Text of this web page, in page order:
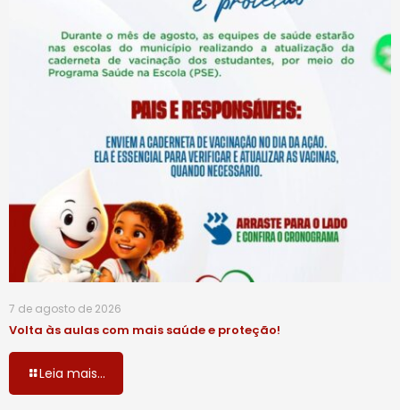
7 de agosto de 2026
Volta às aulas com mais saúde e proteção!
Leia mais...